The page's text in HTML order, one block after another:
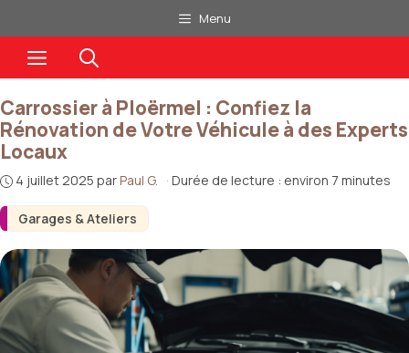
au
contenu
Menu
Menu
Garages & Ateliers
Carrossier à Ploërmel : Confiez la
Rénovation de Votre Véhicule à des Experts
Locaux
4 juillet 2025 parPaul G. · Durée de lecture : environ 7 minutes